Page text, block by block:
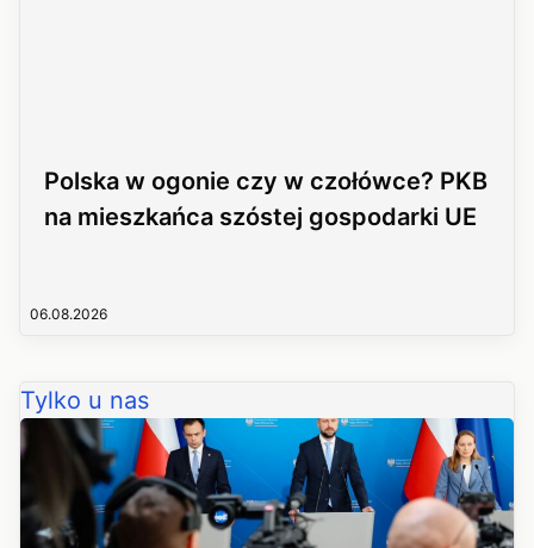
Polska w ogonie czy w czołówce? PKB
na mieszkańca szóstej gospodarki UE
06.08.2026
Tylko u nas